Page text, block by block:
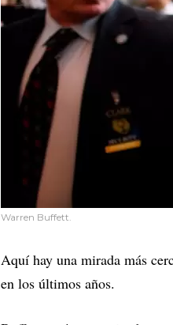
Warren Buffett.
Aquí hay una mirada más
en los últimos años.